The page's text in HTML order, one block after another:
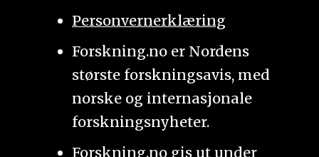
Personvernerklæring
Forskning.no er Nordens
største forskningsavis, med
norske og internasjonale
forskningsnyheter.
Forskning.no gis ut under